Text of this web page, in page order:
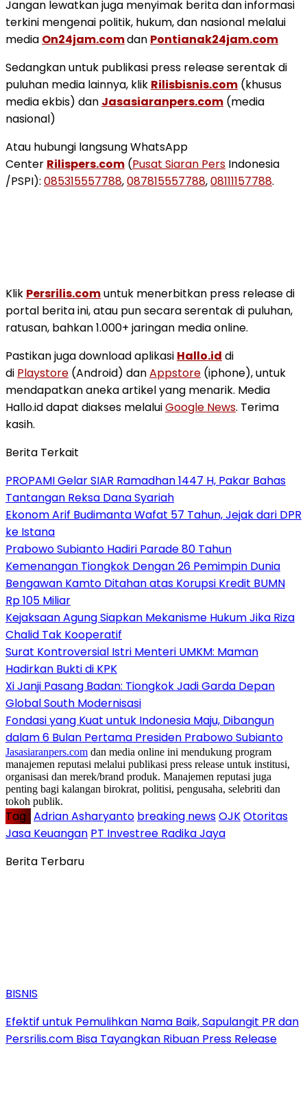
Jangan lewatkan juga menyimak berita dan informasi
terkini mengenai politik, hukum, dan nasional melalui
media On24jam.comdan Pontianak24jam.com
Sedangkan untuk publikasi press release serentak di
puluhan media lainnya, klik Rilisbisnis.com (khusus
media ekbis) dan Jasasiaranpers.com (media
nasional)
Atau hubungi langsung WhatsApp
Center Rilispers.com (Pusat Siaran Pers Indonesia
/PSPI): 085315557788,087815557788,08111157788.
Klik Persrilis.comuntuk menerbitkan press release di
portal berita ini, atau pun secara serentak di puluhan,
ratusan, bahkan 1.000+ jaringan media online.
Pastikan juga download aplikasi Hallo.id di
di Playstore (Android) danAppstore (iphone), untuk
mendapatkan aneka artikel yang menarik. Media
Hallo.id dapat diakses melaluiGoogle News. Terima
kasih.
Berita Terkait
PROPAMI Gelar SIAR Ramadhan 1447 H, Pakar Bahas
Tantangan Reksa Dana Syariah
Ekonom Arif Budimanta Wafat 57 Tahun, Jejak dari DPR
ke Istana
Prabowo Subianto Hadiri Parade 80 Tahun
Kemenangan Tiongkok Dengan 26 Pemimpin Dunia
Bengawan Kamto Ditahan atas Korupsi Kredit BUMN
Rp 105 Miliar
Kejaksaan Agung Siapkan Mekanisme Hukum Jika Riza
Chalid Tak Kooperatif
Surat Kontroversial Istri Menteri UMKM: Maman
Hadirkan Bukti di KPK
Xi Janji Pasang Badan: Tiongkok Jadi Garda Depan
Global South Modernisasi
Fondasi yang Kuat untuk Indonesia Maju, Dibangun
dalam 6 Bulan Pertama Presiden Prabowo Subianto
Jasasiaranpers.com dan media online ini mendukung program
manajemen reputasi melalui publikasi press release untuk institusi,
organisasi dan merek/brand produk. Manajemen reputasi juga
penting bagi kalangan birokrat, politisi, pengusaha, selebriti dan
tokoh publik.
Tag : Adrian Asharyanto breaking newsOJKOtoritas
Jasa Keuangan PT Investree Radika Jaya
Berita Terbaru
BISNIS
Efektif untuk Pemulihkan Nama Baik, Sapulangit PR dan
Persrilis.com Bisa Tayangkan Ribuan Press Release